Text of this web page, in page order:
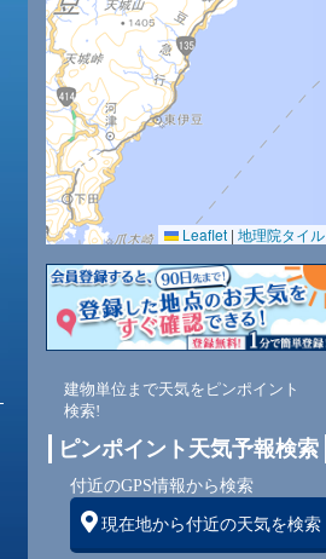
Leaflet | 地理院タイル
建物単位まで天気をピンポイント
検索!
ピンポイント天気予報検索
付近のGPS情報から検索
現在地から付近の天気を検索